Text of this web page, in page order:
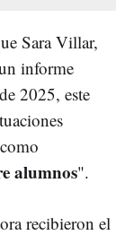
Sara Villar,
informe
2025, este
alumnos".
recibieron el